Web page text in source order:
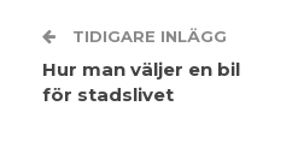
TIDIGARE INLÄGG
Hur man väljer en bil
för stadslivet